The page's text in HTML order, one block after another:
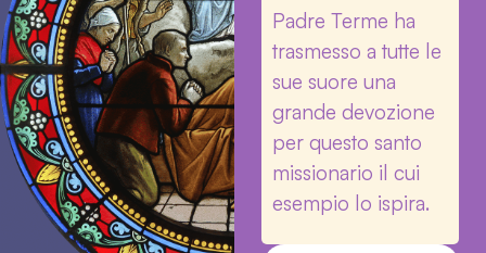
Padre Terme ha
trasmesso a tutte le
sue suore una
grande devozione
per questo santo
missionario il cui
esempio lo ispira.